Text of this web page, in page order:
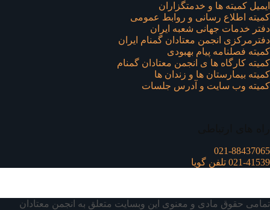
ایمیل کمیته ها و خدمتگزاران
کميته اطلاع رسانی و روابط عمومی
دفتر خدمات جهانی شعبه ايران
دفترمرکزی انجمن معتادان گمنام ایران
کمیته فصلنامه پیام بهبودی
کمیته کارگاه ها ی انجمن معتادان گمنام
کمیته بیمارستان ها و زندان ها
کمیته وب سایت و آدرس جلسات
021-88437065
021-41539 تلفن گویا
تمامی حقوق مادی و معنوی این وبسایت متعلق به انجمن معتادان